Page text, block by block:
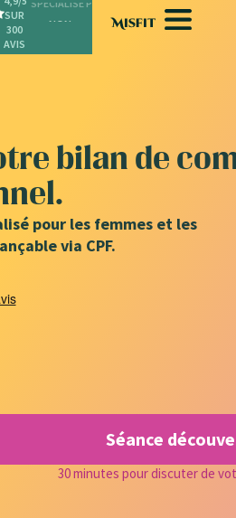
SUR
300
AVIS
SPÉCIALISÉ POUR LES FEMMES
bilan de
pour les femmes et les
via CPF.
Séance
30 minutes pour discuter de